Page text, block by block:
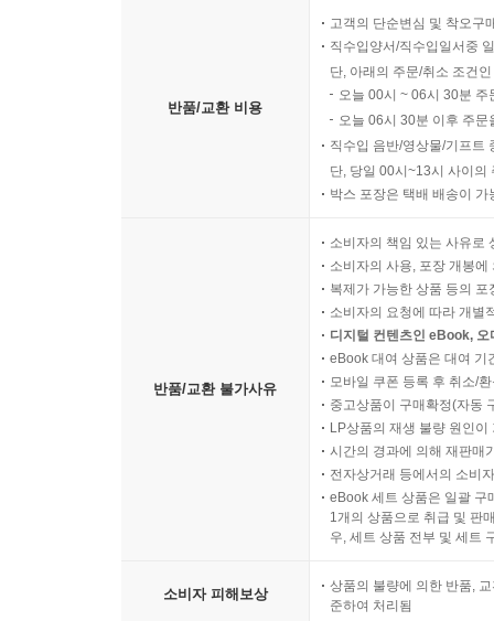
반품/교환 비용
고객의 단순변심 및 착오구
직수입양서/직수입일서중
단, 아래의 주문/취소 조건
오늘 00시 ~ 06시 30분
오늘 06시 30분 이후 주
직수입 음반/영상물/기프트
단, 당일 00시~13시 사이의
박스 포장은 택배 배송이
반품/교환 불가사유
소비자의 책임 있는 사유로
소비자의 사용, 포장 개봉
복제가 가능한 상품 등의
소비자의 요청에 따라 개별
디지털 컨텐츠인 eBook,
eBook 대여 상품은 대여 기
모바일 쿠폰 등록 후 취소/
중고상품이 구매확정(자동
LP상품의 재생 불량 원인
시간의 경과에 의해 재판매
전자상거래 등에서의 소비
eBook 세트 상품은 일괄 구
1개의 상품으로 취급 및 판
우, 세트 상품 전부 및 세트
소비자 피해보상
상품의 불량에 의한 반품,
준하여 처리됨